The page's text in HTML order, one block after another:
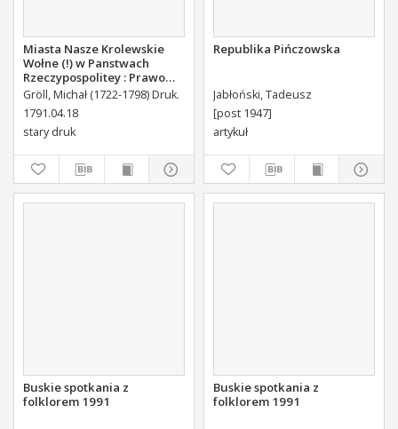
Miasta Nasze Krolewskie
Wołne (!) w Panstwach
Rzeczypospolitey : Prawo
uchwalone Dnia 18.
kwietnia 1791.
Gröll, Michał (1722-1798) Druk.
1791.04.18
stary druk
Republika Pińczowska
Jabłoński, Tadeusz
[post 1947]
artykuł
Buskie spotkania z
folklorem 1991
Buskie spotkania z
folklorem 1991